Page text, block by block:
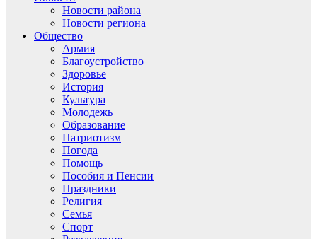
Новости района
Новости региона
Общество
Армия
Благоустройство
Здоровье
История
Культура
Молодежь
Образование
Патриотизм
Погода
Помощь
Пособия и Пенсии
Праздники
Религия
Семья
Спорт